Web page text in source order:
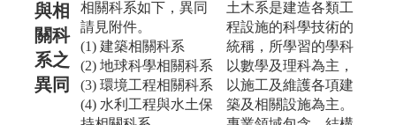
與相
關科
系之
異同
相關科系如下，異同
請見附件。
(1) 建築相關科系
(2) 地球科學相關科系
(3) 環境工程相關科系
(4) 水利工程與水土保
土木系是建造各類工
程設施的科學技術的
統稱，所學習的學科
以數學及理科為主，
以施工及維護各項建
築及相關設施為主。